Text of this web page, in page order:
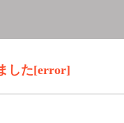
した[error]